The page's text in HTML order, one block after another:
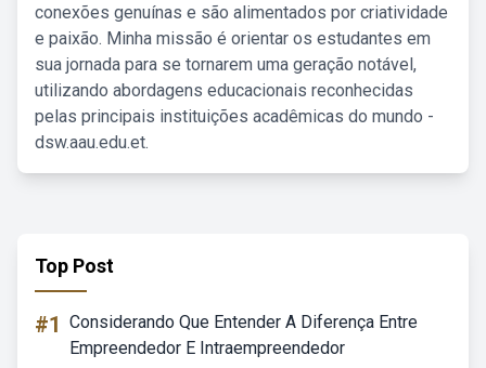
conexões genuínas e são alimentados por criatividade
e paixão. Minha missão é orientar os estudantes em
sua jornada para se tornarem uma geração notável,
utilizando abordagens educacionais reconhecidas
pelas principais instituições acadêmicas do mundo -
dsw.aau.edu.et.
Top Post
#1 Considerando Que Entender A Diferença Entre
Empreendedor E Intraempreendedor